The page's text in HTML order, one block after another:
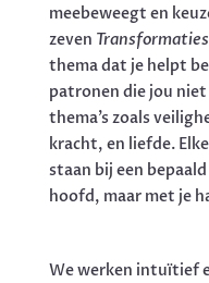
meebeweegt en
zeven
thema dat je helpt
patronen die jou niet
thema’s zoals
kracht, en liefde.
staan bij een
hoofd, maar met je
We werken intuïtief